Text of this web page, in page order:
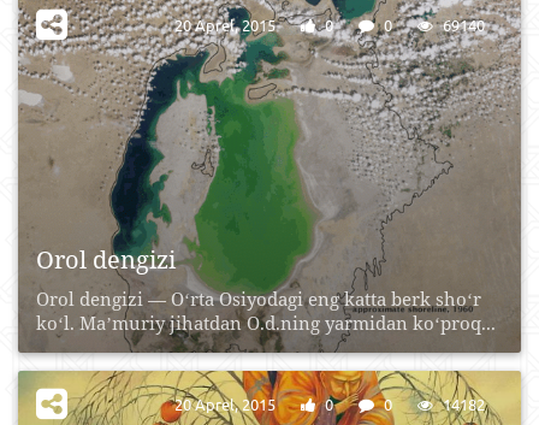
Orol dengizi
Orol dengizi — Oʻrta Osiyodagi eng katta berk shoʻr
koʻl. Maʼmuriy jihatdan O.d.ning yarmidan koʻproq...
20 Aprel, 2015 0 0 69140
20 Aprel, 2015 0 0 14182